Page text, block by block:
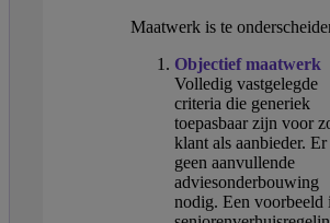
Maatwerk is te
Objectief maatwerk
Volledig vastgelegde
criteria die generiek
toepasbaar zijn voor
klant als aanbieder. Er
geen aanvullende
adviesonderbouwing
nodig. Een voorbeeld